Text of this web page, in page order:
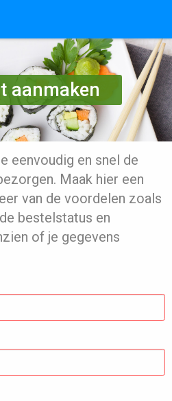
aanmaken
eenvoudig en snel de
Maak hier een
van de voordelen zoals
bestelstatus en
of je gegevens